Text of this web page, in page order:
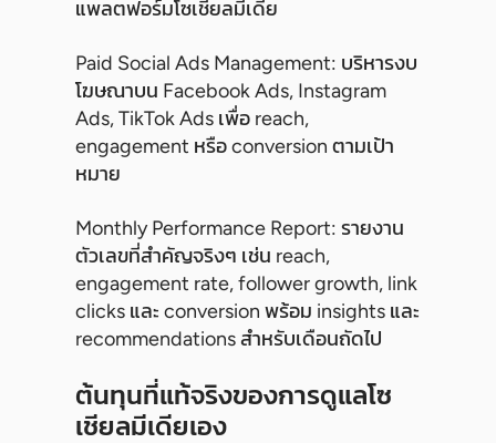
แพลตฟอร์มโซเชียลมีเดีย
Paid Social Ads Management: บริหารงบ
โฆษณาบน Facebook Ads, Instagram
Ads, TikTok Ads เพื่อ reach,
engagement หรือ conversion ตามเป้า
หมาย
Monthly Performance Report: รายงาน
ตัวเลขที่สำคัญจริงๆ เช่น reach,
engagement rate, follower growth, link
clicks และ conversion พร้อม insights และ
recommendations สำหรับเดือนถัดไป
ต้นทุนที่แท้จริงของการดูแลโซ
เชียลมีเดียเอง